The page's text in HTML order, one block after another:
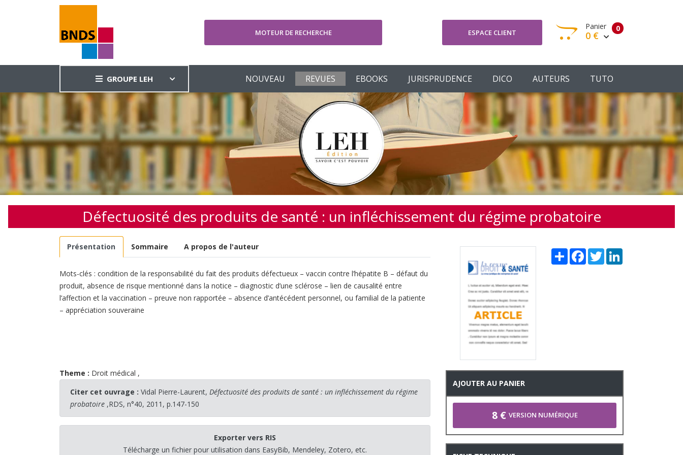
MOTEUR DE RECHERCHE ESPACE CLIENT 0
Panier
0 €
Votre panier est vide
Votre Panier Commander
GROUPE LEH NOUVEAU REVUES EBOOKS JURISPRUDENCE DICO AUTEURS TUTO
Défectuosité des produits de santé : un infléchissement du régime probatoire
Présentation Sommaire A propos de l'auteur
Mots-clés : condition de la responsabilité du fait des produits défectueux – vaccin contre l’hépatite B – défaut du
produit, absence de risque mentionné dans la notice – diagnostic d’une sclérose – lien de causalité entre
l’affection et la vaccination – preuve non rapportée – absence d’antécédent personnel, ou familial de la patiente
– appréciation souveraine
Theme : Droit médical ,
Citer cet ouvrage : Vidal Pierre-Laurent, Défectuosité des produits de santé : un infléchissement du régime
probatoire ,RDS, n°40, 2011, p.147-150
Exporter vers RIS
Télécharge un fichier pour utilisation dans EasyBib, Mendeley, Zotero, etc.
Share FacebookTwitter
AJOUTER AU PANIER
8 € VERSION NUMÉRIQUE